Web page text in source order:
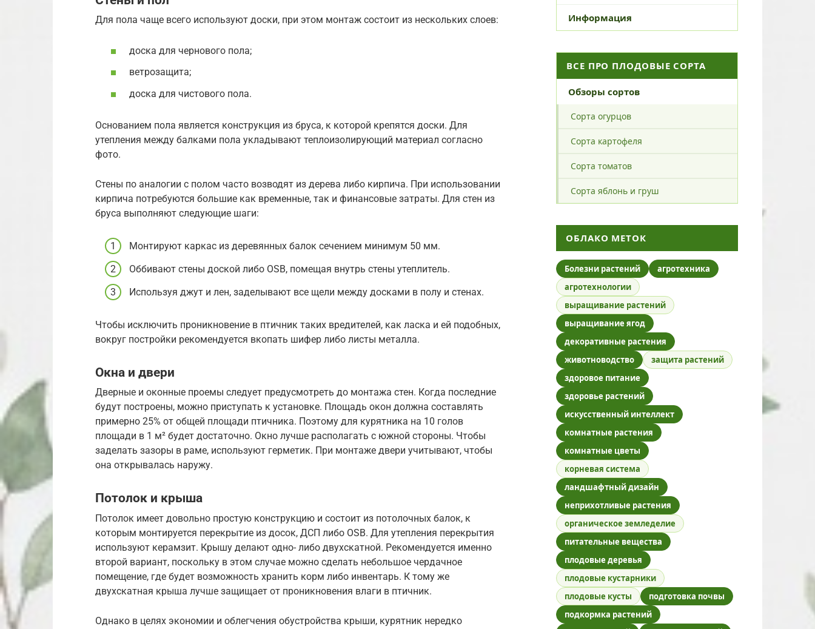
Для пола чаще всего используют доски, при этом монтаж состоит из нескольких слоев:
доска для чернового пола;
ветрозащита;
доска для чистового пола.
Основанием пола является конструкция из бруса, к которой крепятся доски. Для
утепления между балками пола укладывают теплоизолирующий материал согласно
фото.
Стены по аналогии с полом часто возводят из дерева либо кирпича. При использовании
кирпича потребуются большие как временные, так и финансовые затраты. Для стен из
бруса выполняют следующие шаги:
Монтируют каркас из деревянных балок сечением минимум 50 мм.
Оббивают стены доской либо OSB, помещая внутрь стены утеплитель.
Используя джут и лен, заделывают все щели между досками в полу и стенах.
Чтобы исключить проникновение в птичник таких вредителей, как ласка и ей подобных,
вокруг постройки рекомендуется вкопать шифер либо листы металла.
Окна и двери
Дверные и оконные проемы следует предусмотреть до монтажа стен. Когда последние
будут построены, можно приступать к установке. Площадь окон должна составлять
примерно 25% от общей площади птичника. Поэтому для курятника на 10 голов
площади в 1 м² будет достаточно. Окно лучше располагать с южной стороны. Чтобы
заделать зазоры в раме, используют герметик. При монтаже двери учитывают, чтобы
она открывалась наружу.
Потолок и крыша
Потолок имеет довольно простую конструкцию и состоит из потолочных балок, к
которым монтируется перекрытие из досок, ДСП либо OSB. Для утепления перекрытия
используют керамзит. Крышу делают одно- либо двухскатной. Рекомендуется именно
второй вариант, поскольку в этом случае можно сделать небольшое чердачное
помещение, где будет возможность хранить корм либо инвентарь. К тому же
двухскатная крыша лучше защищает от проникновения влаги в птичник.
Однако в целях экономии и облегчения обустройства крыши, курятник нередко
Информация
ВСЕ ПРО ПЛОДОВЫЕ СОРТА
Обзоры сортов
Сорта огурцов
Сорта картофеля
Сорта томатов
Сорта яблонь и груш
ОБЛАКО МЕТОК
Болезни растений
агротехника
агротехнологии
выращивание растений
выращивание ягод
декоративные растения
животноводство
защита растений
здоровое питание
здоровье растений
искусственный интеллект
комнатные растения
комнатные цветы
корневая система
ландшафтный дизайн
неприхотливые растения
органическое земледелие
питательные вещества
плодовые деревья
плодовые кустарники
плодовые кусты
подготовка почвы
подкормка растений